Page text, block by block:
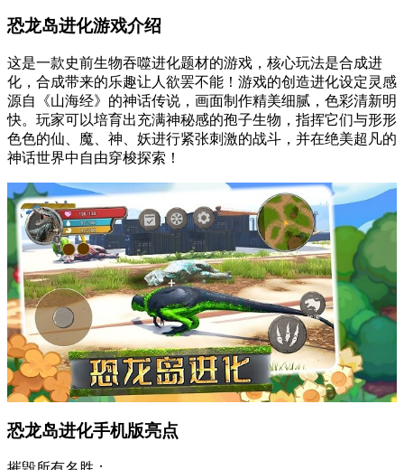
恐龙岛进化游戏介绍
这是一款史前生物吞噬进化题材的游戏，核心玩法是合成进
化，合成带来的乐趣让人欲罢不能！游戏的创造进化设定灵感
源自《山海经》的神话传说，画面制作精美细腻，色彩清新明
快。玩家可以培育出充满神秘感的孢子生物，指挥它们与形形
色色的仙、魔、神、妖进行紧张刺激的战斗，并在绝美超凡的
神话世界中自由穿梭探索！
恐龙岛进化手机版亮点